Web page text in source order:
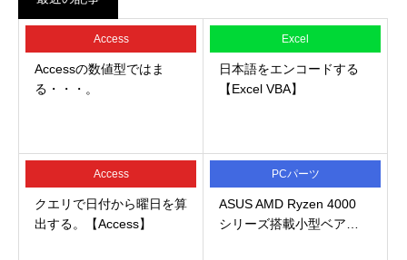
Access
Accessの数値型ではま
る・・・。
Excel
日本語をエンコードする
【Excel VBA】
Access
クエリで日付から曜日を算
出する。【Access】
PCパーツ
ASUS AMD Ryzen 4000
シリーズ搭載小型ベア…